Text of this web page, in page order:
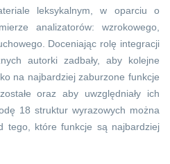
leksykalnym, w oparciu o
analizatorów: wzrokowego,
Doceniając rolę integracji
autorki zadbały, aby kolejne
na najbardziej zaburzone funkcje
oraz aby uwzględniały ich
18 struktur wyrazowych można
tego, które funkcje są najbardziej